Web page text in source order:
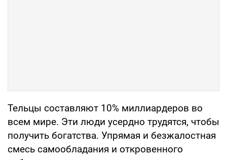
Тельцы составляют 10% миллиардеров во
всем мире. Эти люди усердно трудятся, чтобы
получить богатства. Упрямая и безжалостная
смесь самообладания и откровенного